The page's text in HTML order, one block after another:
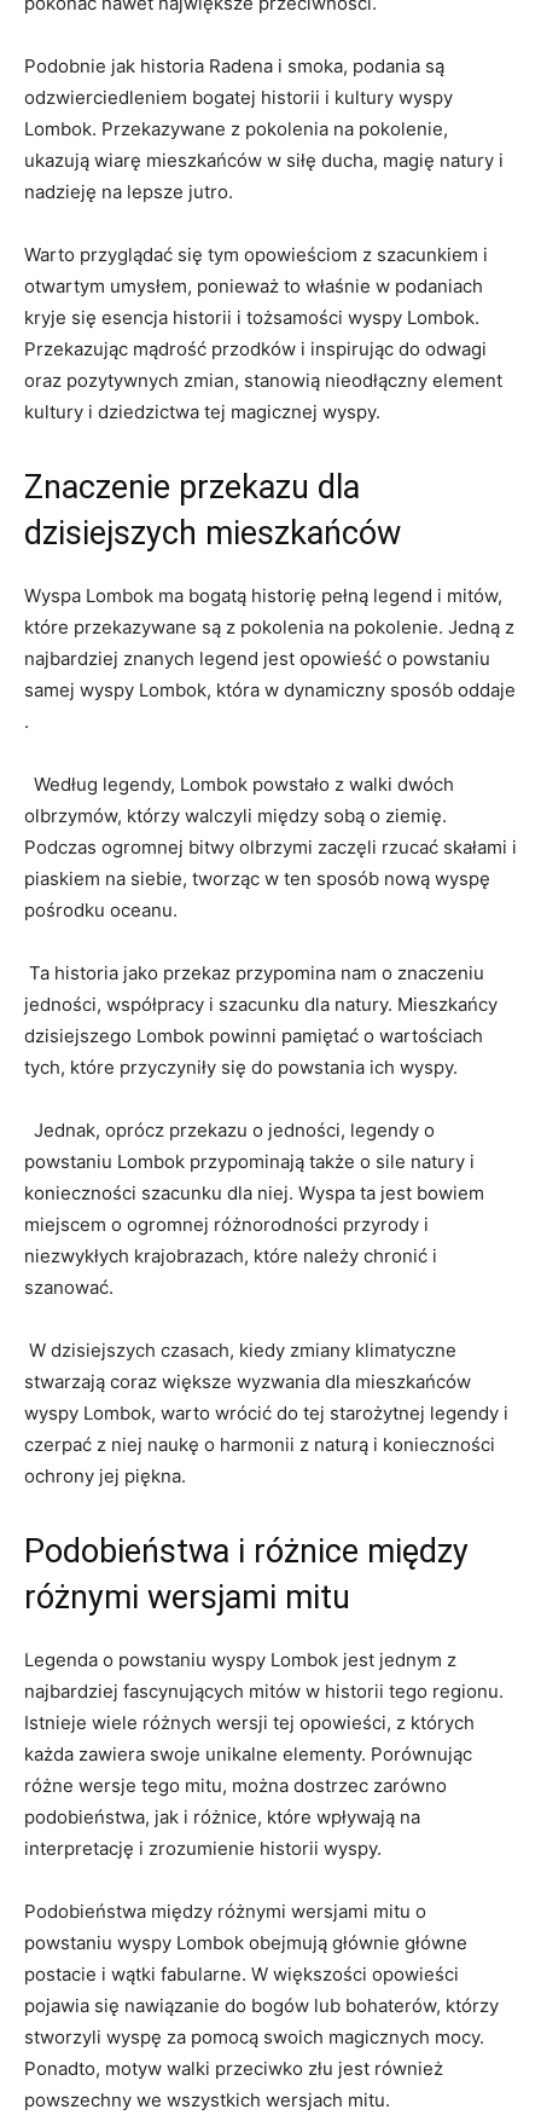
Podobnie jak historia ⁣Radena i⁣ smoka, podania są
‍odzwierciedleniem​ bogatej ⁤historii i kultury wyspy
Lombok. ⁢Przekazywane z⁢ pokolenia na pokolenie,
ukazują wiarę mieszkańców w siłę ducha,⁤ magię natury i⁤
nadzieję na⁢ lepsze jutro.
Warto przyglądać ⁤się tym opowieściom z szacunkiem i
‌otwartym umysłem, ponieważ to właśnie w podaniach
kryje ‍się ⁢esencja⁣ historii⁣ i tożsamości wyspy‌ Lombok.
Przekazując mądrość przodków⁤ i inspirując⁣ do‍ odwagi
oraz pozytywnych‌ zmian, stanowią⁤ nieodłączny element
kultury⁢ i dziedzictwa‍ tej magicznej wyspy.
Znaczenie przekazu ‍dla ​
dzisiejszych‍ mieszkańców
Wyspa Lombok‌ ma bogatą historię ​pełną legend ‌i mitów,
które ⁣przekazywane są z pokolenia na ‍pokolenie. Jedną z
najbardziej znanych legend jest⁣ opowieść⁣ o ​powstaniu
samej wyspy Lombok, która w⁢ dynamiczny ⁣sposób oddaje
.
‌ ⁢ Według legendy, Lombok​ powstało z walki dwóch
⁣olbrzymów, którzy walczyli między sobą o ziemię.
Podczas ogromnej bitwy⁤ olbrzymi ⁤zaczęli rzucać skałami i
piaskiem na siebie, tworząc w ten sposób ⁤nową ‍wyspę
pośrodku‌ oceanu.
‍ Ta historia ⁣jako przekaz ‍przypomina nam o znaczeniu‍
jedności,‍ współpracy i szacunku dla natury. Mieszkańcy
dzisiejszego ​Lombok powinni pamiętać o wartościach⁤
tych, które ‍przyczyniły ‍się do powstania ich wyspy.
⁤ ‍ Jednak, oprócz przekazu o jedności, legendy⁤ o
⁢powstaniu Lombok przypominają także o ⁤sile natury i
⁢konieczności ‍szacunku dla niej. ‍Wyspa ‍ta jest bowiem‍
miejscem o ogromnej różnorodności przyrody i
⁣niezwykłych krajobrazach, które należy ⁤chronić i
szanować.
​ ‌W dzisiejszych‌ czasach, kiedy ⁣zmiany klimatyczne
stwarzają coraz‍ większe ⁢wyzwania ‍dla⁤ mieszkańców ​
wyspy Lombok, ‍warto wrócić⁣ do ⁣tej starożytnej legendy i
czerpać z niej ⁣naukę‌ o⁣ harmonii z naturą ⁤i ‌konieczności
ochrony ⁢jej piękna.
Podobieństwa i⁢ różnice między
różnymi ⁢wersjami​ mitu
Legenda o powstaniu wyspy Lombok ‌jest ⁣jednym z​
najbardziej ‍fascynujących mitów‍ w historii tego​ regionu.
Istnieje​ wiele różnych wersji tej‌ opowieści, z których‍
każda zawiera swoje unikalne elementy. ⁣Porównując
różne wersje tego⁢ mitu, można‍ dostrzec zarówno
podobieństwa, jak i różnice, które ‍wpływają ​na
interpretację i ‍zrozumienie historii wyspy.
Podobieństwa między różnymi⁤ wersjami ⁤mitu o
powstaniu wyspy Lombok ⁤obejmują głównie ⁢główne
postacie i⁤ wątki fabularne. W większości opowieści
pojawia ‌się nawiązanie​ do bogów lub bohaterów, którzy ​
stworzyli⁢ wyspę za pomocą swoich magicznych⁢ mocy.‌
Ponadto, motyw walki przeciwko złu jest również
powszechny ⁢we wszystkich wersjach‍ mitu.